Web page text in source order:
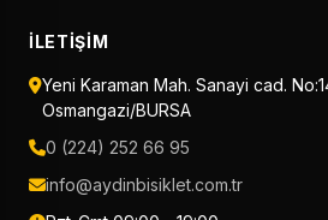
İLETIŞIM
Yeni Karaman Mah. Sanayi cad.
Osmangazi/BURSA
0 (224) 252 66 95
info@aydinbisiklet.com.tr